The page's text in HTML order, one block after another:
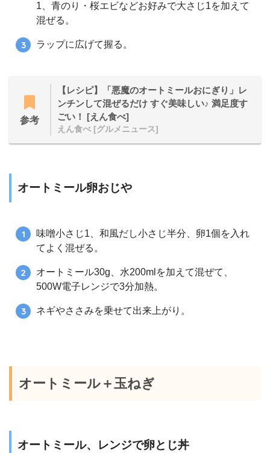
1、青のり・桜エビなどお好みで大さじ1を加えて
混ぜる。
ラップに広げて握る。
参考
【レシピ】「悪魔のオートミールおにぎり」レ
ンチンして混ぜるだけ すぐ美味しい♪ 満足度す
ごい！ [えん食べ]
えん食べ [グルメニュース]
オートミール卵おじや
味噌小さじ1、和風だし小さじ半分、卵1個を入れ
てよく混ぜる。
オートミール30g、水200mlを加えて混ぜて、
500W電子レンジで3分加熱。
ネギやささみを乗せて出来上がり。
オートミール＋玉ねぎ
オートミール、レンジで卵とじ丼